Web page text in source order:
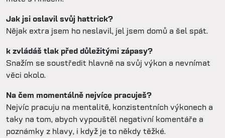
Jak jsi oslavil svůj hattrick?
Nějak extra jsem ho neslavil, jel jsem domů a šel spát.
k zvládáš tlak před důležitými zápasy?
Snažím se soustředit hlavně na svůj výkon a nevnímat
věci okolo.
Na čem momentálně nejvíce pracuješ?
Nejvíc pracuju na mentalitě, konzistentních výkonech a
taky na tom, abych vypouštěl negativní komentáře a
poznámky z hlavy, i když je to někdy těžké.